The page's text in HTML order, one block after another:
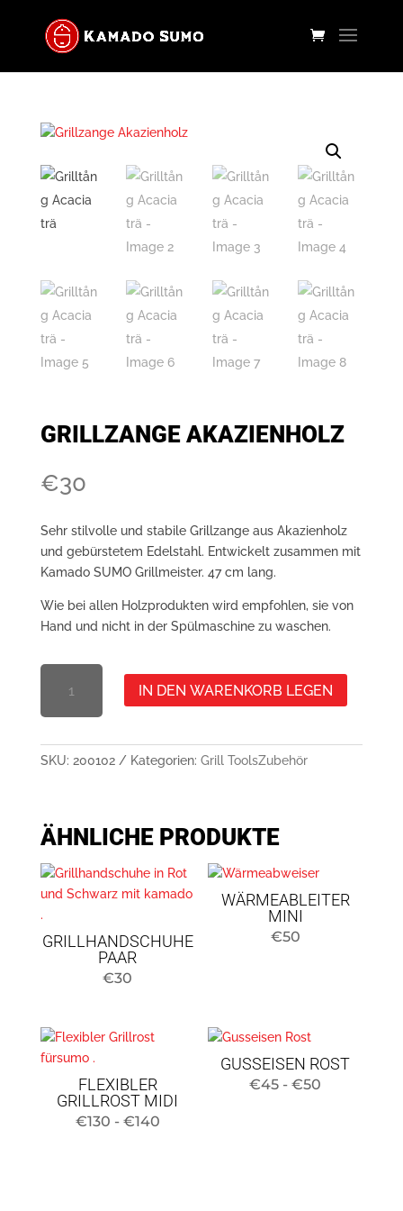
GRILLZANGE AKAZIENHOLZ
€30
Sehr stilvolle und stabile Grillzange aus Akazienholz
und gebürstetem Edelstahl. Entwickelt zusammen mit
Kamado SUMO Grillmeister. 47 cm lang.
Wie bei allen Holzprodukten wird empfohlen, sie von
Hand und nicht in der Spülmaschine zu waschen.
MENGE
AKAZIENHOLZ
IN DEN WARENKORB LEGEN
SKU: 200102 Kategorien: Grill ToolsZubehör
ÄHNLICHE PRODUKTE
GRILLHANDSCHUHE
PAAR
€30
WÄRMEABLEITER
MINI
€50
FLEXIBLER
GRILLROST MIDI
€130 - €140Preisspanne:
GUSSEISEN ROST
€45 - €50